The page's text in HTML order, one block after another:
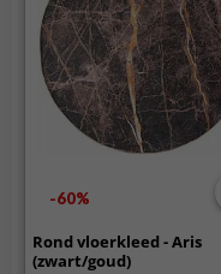
-60%
Rond vloerkleed - Aris
(zwart/goud)